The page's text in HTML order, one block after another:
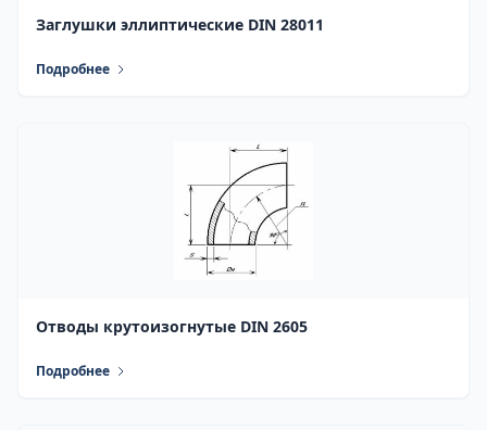
Заглушки эллиптические DIN 28011
Подробнее
Отводы крутоизогнутые DIN 2605
Подробнее